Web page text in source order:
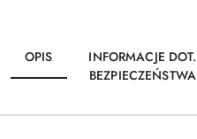
OPIS
INFORMACJE DOT.
BEZPIECZEŃSTWA